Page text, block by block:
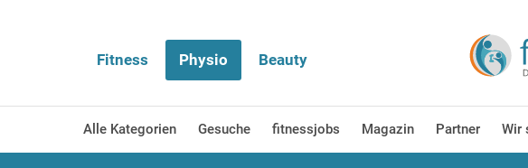
Fitness Physio Beauty
Alle Kategorien Gesuche fitnessjobs Magazin Partner Wir